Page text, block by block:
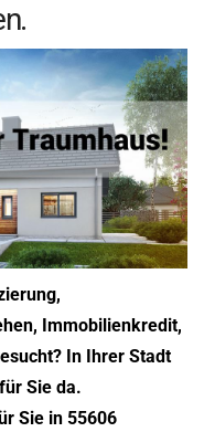
Immobilienkredit,
In Ihrer Stadt
Sie da.
Sie in 55606